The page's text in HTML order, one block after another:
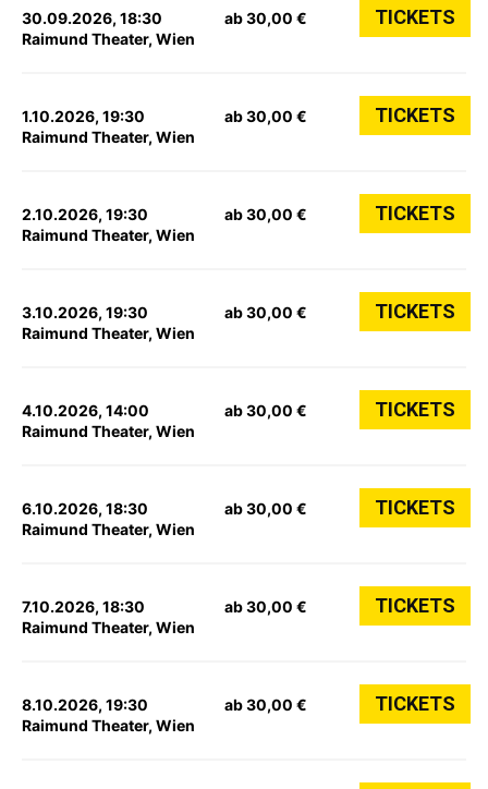
30.09.2026, 18:30
Raimund Theater, Wien
ab 30,00 € TICKETS
1.10.2026, 19:30
Raimund Theater, Wien
ab 30,00 € TICKETS
2.10.2026, 19:30
Raimund Theater, Wien
ab 30,00 € TICKETS
3.10.2026, 19:30
Raimund Theater, Wien
ab 30,00 € TICKETS
4.10.2026, 14:00
Raimund Theater, Wien
ab 30,00 € TICKETS
6.10.2026, 18:30
Raimund Theater, Wien
ab 30,00 € TICKETS
7.10.2026, 18:30
Raimund Theater, Wien
ab 30,00 € TICKETS
8.10.2026, 19:30
Raimund Theater, Wien
ab 30,00 € TICKETS